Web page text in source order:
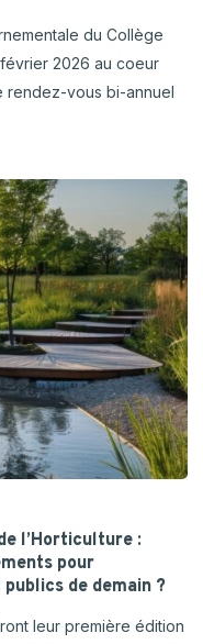
du Collège
2026 au coeur
rendez-vous bi-annuel
l’Horticulture :
pour
de demain ?
leur première édition